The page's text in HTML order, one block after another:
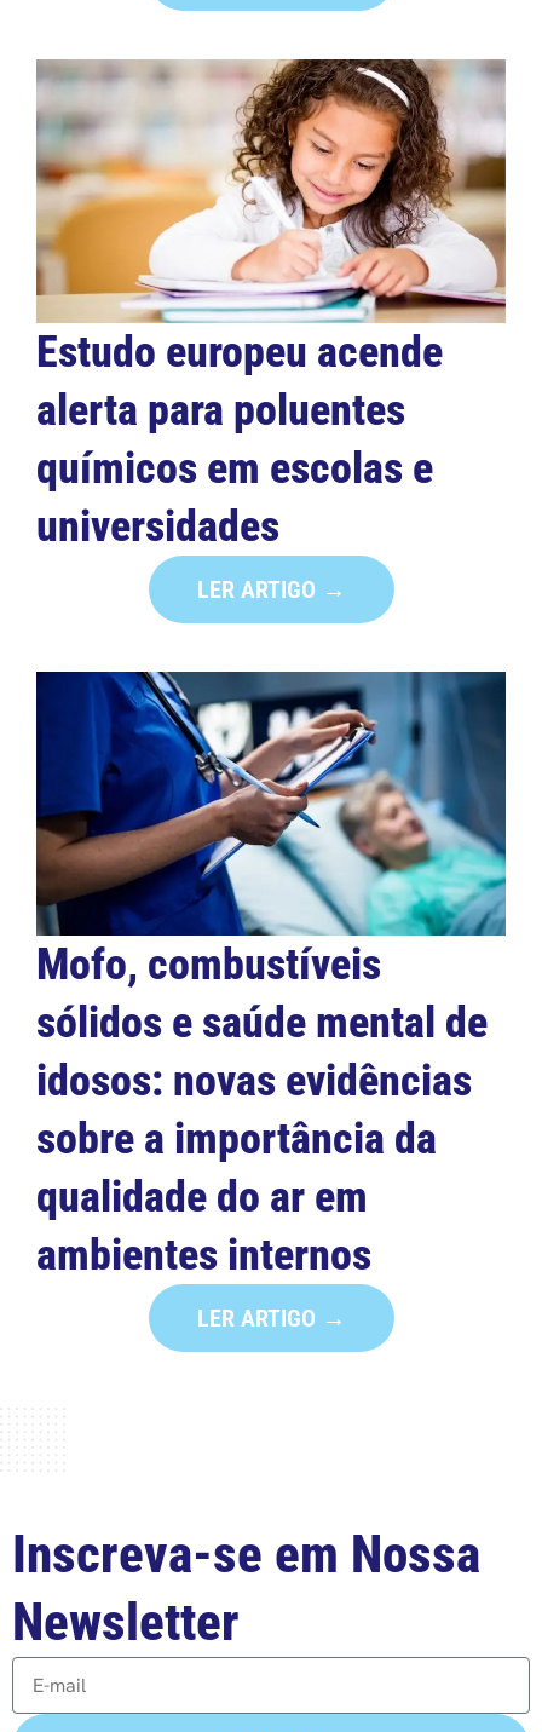
Estudo europeu acende
alerta para poluentes
químicos em escolas e
universidades
LER ARTIGO →
Mofo, combustíveis
sólidos e saúde mental de
idosos: novas evidências
sobre a importância da
qualidade do ar em
ambientes internos
LER ARTIGO →
Inscreva-se em Nossa
Newsletter